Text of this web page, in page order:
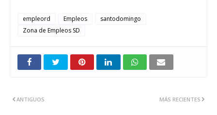
empleord Empleos
santodomingo
Zona de Empleos SD
MÁS RECIENTES
ANTIGUOS